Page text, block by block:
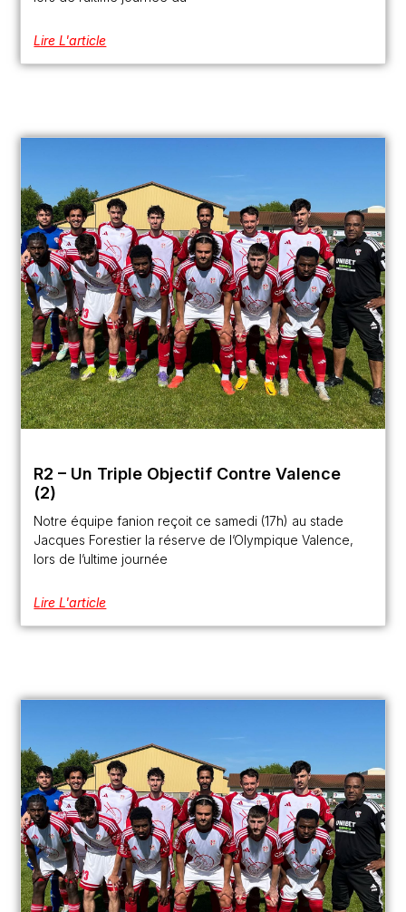
Lire L'article
R2 – Un Triple Objectif Contre Valence
(2)
Notre équipe fanion reçoit ce samedi (17h) au stade
Jacques Forestier la réserve de l’Olympique Valence,
lors de l’ultime journée
Lire L'article